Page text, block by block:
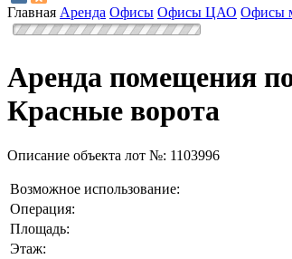
Главная Аренда Офисы Офисы ЦАО Офисы
Аренда помещения
Красные ворота
Описание объекта лот №: 1103996
Возможное использование:
Операция:
Площадь:
Этаж: